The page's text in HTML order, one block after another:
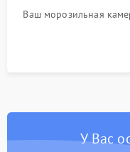
Ваш морозильная
У Вас